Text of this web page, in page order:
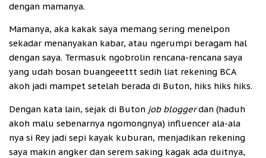
dengan mamanya.
Mamanya, aka kakak saya memang sering menelpon
sekadar menanyakan kabar, atau ngerumpi beragam hal
dengan saya. Termasuk ngobrolin rencana-rencana saya
yang udah bosan buangeeettt sedih liat rekening BCA
akoh jadi mampet setelah berada di Buton, hiks hiks hiks.
Dengan kata lain, sejak di Buton job bloggerdan (haduh
akoh malu sebenarnya ngomongnya) influencer ala-ala
nya si Rey jadi sepi kayak kuburan, menjadikan rekening
saya makin angker dan serem saking kagak ada duitnya,